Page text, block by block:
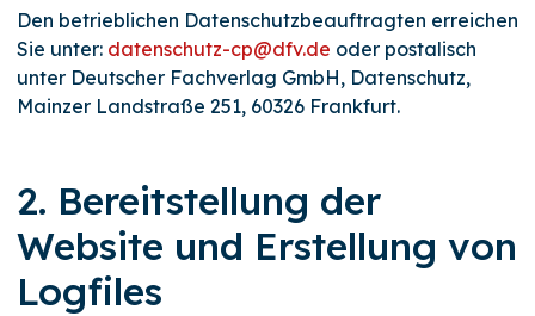
Den betrieblichen Datenschutzbeauftragten erreichen
Sie unter: datenschutz-cp@dfv.de oder postalisch
unter Deutscher Fachverlag GmbH, Datenschutz,
Mainzer Landstraße 251, 60326 Frankfurt.
2. Bereitstellung der
Website und Erstellung von
Logfiles